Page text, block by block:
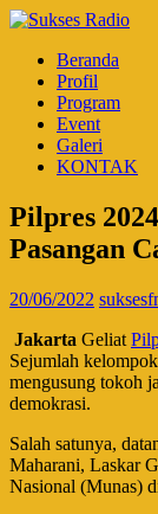
Beranda
Profil
Program
Event
Galeri
KONTAK
Pilpres
Pasangan
20/06/2022
Jakarta Geliat
Sejumlah
mengusung tokoh
demokrasi.
Salah satunya,
Maharani, Laskar
Nasional (Munas)